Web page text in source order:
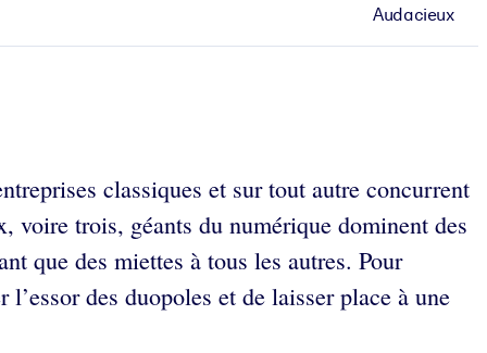
Audacieux
classiques et sur tout autre concurrent
voire trois, géants du numérique dominent des
que des miettes à tous les autres. Pour
des duopoles et de laisser place à une